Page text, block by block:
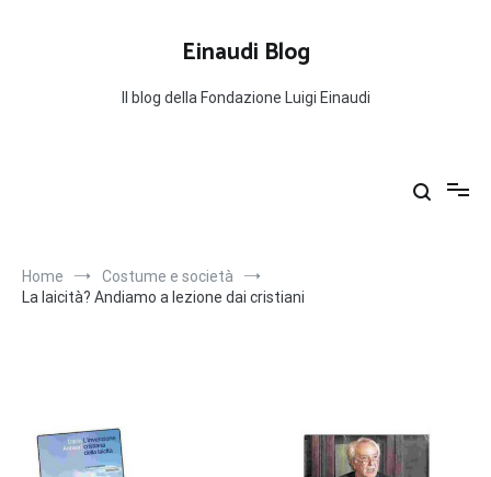
Einaudi Blog
Il blog della Fondazione Luigi Einaudi
Home
Costume e società
La laicità? Andiamo a lezione dai cristiani